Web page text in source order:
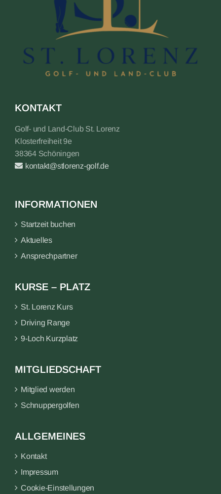
KONTAKT
Golf- und Land-Club St. Lorenz
Klosterfreiheit 9e
38364 Schöningen
kontakt@stlorenz-golf.de
INFORMATIONEN
Startzeit buchen
Aktuelles
Ansprechpartner
KURSE – PLATZ
St. Lorenz Kurs
Driving Range
9-Loch Kurzplatz
MITGLIEDSCHAFT
Mitglied werden
Schnuppergolfen
ALLGEMEINES
Kontakt
Impressum
Cookie-Einstellungen